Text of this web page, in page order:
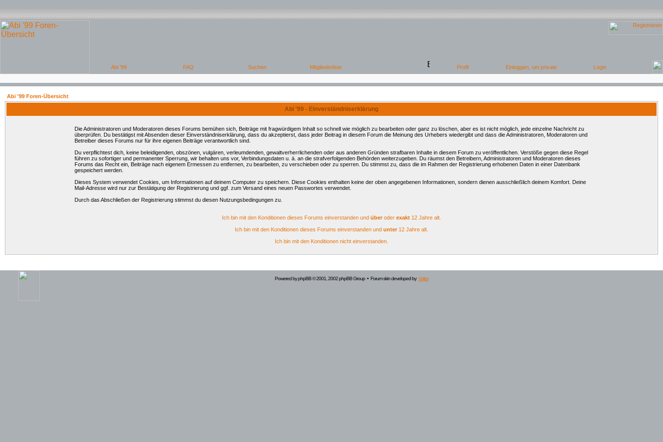
Abi '99 Foren-Übersicht
Abi '99 - Einverständniserklärung
Die Administratoren und Moderatoren dieses Forums bemühen sich, Beiträge mit fragwürdigem Inhalt so schnell wie möglich zu bearbeiten oder ganz zu löschen, aber es ist nicht möglich, jede einzelne Nachricht zu
überprüfen. Du bestätigst mit Absenden dieser Einverständniserklärung, dass du akzeptierst, dass jeder Beitrag in diesem Forum die Meinung des Urhebers wiedergibt und dass die Administratoren, Moderatoren und
Betreiber dieses Forums nur für ihre eigenen Beiträge verantwortlich sind.
Du verpflichtest dich, keine beleidigenden, obszönen, vulgären, verleumdenden, gewaltverherrlichenden oder aus anderen Gründen strafbaren Inhalte in diesem Forum zu veröffentlichen. Verstöße gegen diese Regel
führen zu sofortiger und permanenter Sperrung, wir behalten uns vor, Verbindungsdaten u. ä. an die strafverfolgenden Behörden weiterzugeben. Du räumst den Betreibern, Administratoren und Moderatoren dieses
Forums das Recht ein, Beiträge nach eigenem Ermessen zu entfernen, zu bearbeiten, zu verschieben oder zu sperren. Du stimmst zu, dass die im Rahmen der Registrierung erhobenen Daten in einer Datenbank
gespeichert werden.
Dieses System verwendet Cookies, um Informationen auf deinem Computer zu speichern. Diese Cookies enthalten keine der oben angegebenen Informationen, sondern dienen ausschließlich deinem Komfort. Deine
Mail-Adresse wird nur zur Bestätigung der Registrierung und ggf. zum Versand eines neuen Passwortes verwendet.
Durch das Abschließen der Registrierung stimmst du diesen Nutzungsbedingungen zu.
Ich bin mit den Konditionen dieses Forums einverstanden und überoder exakt 12 Jahre alt.
Ich bin mit den Konditionen dieses Forums einverstanden und unter12 Jahre alt.
Ich bin mit den Konditionen nicht einverstanden.
Powered byphpBB© 2001, 2002 phpBB Group • Forum skin developed by Volize